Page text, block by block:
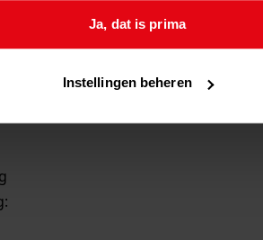
Ja, dat is prima
Instellingen beheren
1978